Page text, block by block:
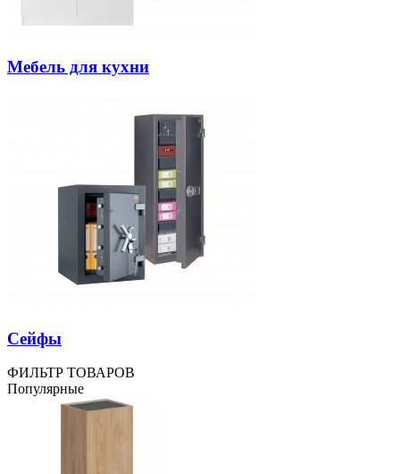
Мебель для кухни
Сейфы
ФИЛЬТР ТОВАРОВ
Популярные